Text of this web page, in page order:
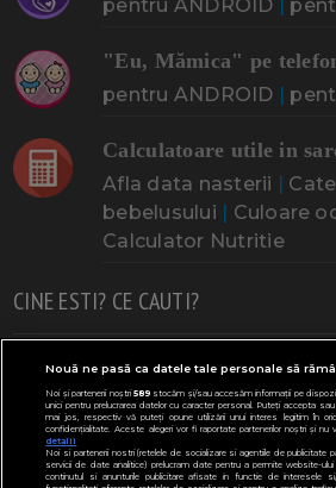
pentru ANDROID |
"Eu, Mămica" pe
pentru ANDROID |
Calculatoare utile in
Afla data nasterii |
bebelusului | Culoare
Calculator Nutritie
CINE ESTI? CE CAUTI?
Doresc un copil Adoptia
Urmeaza sa nasc Probleme alaptare
Bebe febra Caut bona Cresa,
Mergem la scoala Copil bolnav
Nouă ne pasă ca datele tale personale să
Noi și partenerii noștri589stocăm și/sau accesăm informații pe
unici pentru prelucrarea datelor cu caracter personal. Puteți accepta
mai jos, respectiv vă puteți opune utilizării unui interes legitim în
confidențialitate. Aceste alegeri vor fi raportate partenerilor noștri și nu
detalii
Noi si partenerii nostri (retelele de socializare si agentiile de publicitate
servicii de date analitice) prelucram date pentru a permite website-
continutul si anunturile publicitare afisate in functie de interesele